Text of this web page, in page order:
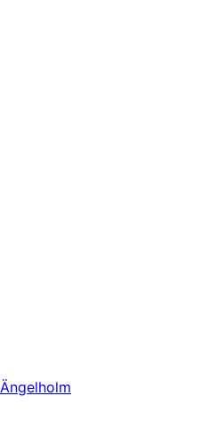
Ängelholm